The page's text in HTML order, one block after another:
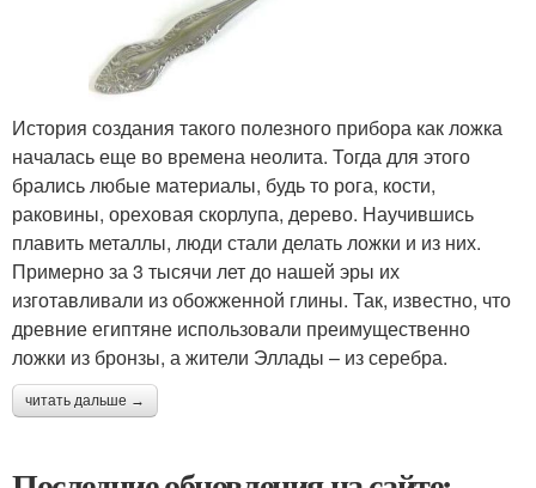
История создания такого полезного прибора как ложка
началась еще во времена неолита. Тогда для этого
брались любые материалы, будь то рога, кости,
раковины, ореховая скорлупа, дерево. Научившись
плавить металлы, люди стали делать ложки и из них.
Примерно за 3 тысячи лет до нашей эры их
изготавливали из обожженной глины. Так, известно, что
древние египтяне использовали преимущественно
ложки из бронзы, а жители Эллады – из серебра.
читать дальше →